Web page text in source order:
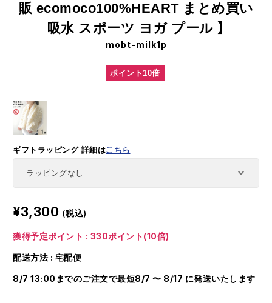
販 ecomoco100%HEART まとめ買い
吸水 スポーツ ヨガ プール 】
mobt-milk1p
ポイント10倍
ギフトラッピング 詳細はこちら
¥3,300 (税込)
獲得予定ポイント : 330ポイント(10倍)
配送方法 : 宅配便
8/7 13:00までのご注文で最短8/7 〜 8/17 に発送いたします